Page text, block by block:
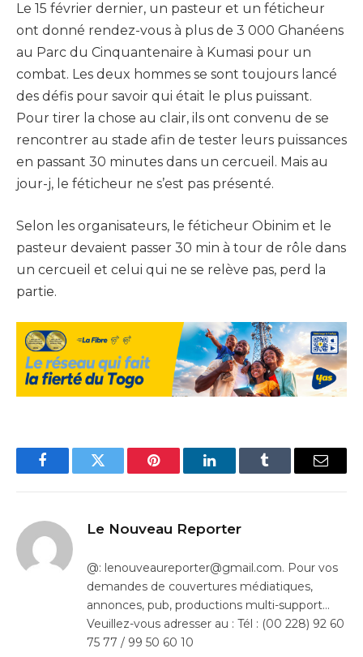
Le 15 février dernier, un pasteur et un féticheur
ont donné rendez-vous à plus de 3 000 Ghanéens
au Parc du Cinquantenaire à Kumasi pour un
combat. Les deux hommes se sont toujours lancé
des défis pour savoir qui était le plus puissant.
Pour tirer la chose au clair, ils ont convenu de se
rencontrer au stade afin de tester leurs puissances
en passant 30 minutes dans un cercueil. Mais au
jour-j, le féticheur ne s’est pas présenté.
Selon les organisateurs, le féticheur Obinim et le
pasteur devaient passer 30 min à tour de rôle dans
un cercueil et celui qui ne se relève pas, perd la
partie.
FacebookTwitter Pinterest LinkedInTumblr Email
Le Nouveau Reporter
@: lenouveaureporter@gmail.com. Pour vos
demandes de couvertures médiatiques,
annonces, pub, productions multi-support…
Veuillez-vous adresser au : Tél : (00 228) 92 60
75 77 / 99 50 60 10